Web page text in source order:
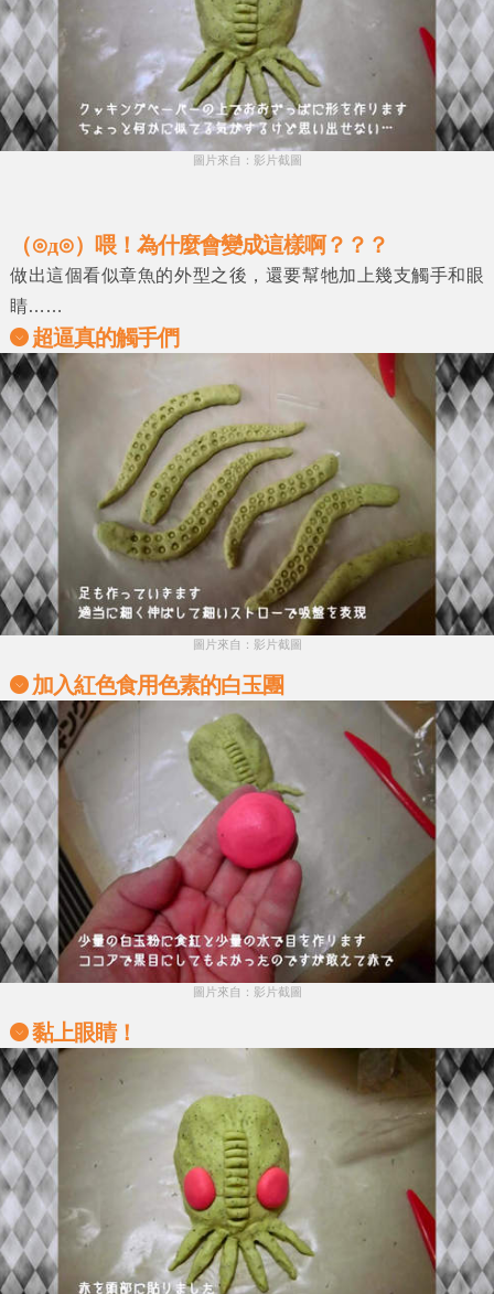
圖片來自：影片截圖
（⊙д⊙）喂！為什麼會變成這樣啊？？？
做出這個看似章魚的外型之後，還要幫牠加上幾支觸手和 眼
睛……
超逼真的觸手們
圖片來自：影片截圖
加入紅色食用色素的白玉團
圖片來自：影片截圖
黏上眼睛！